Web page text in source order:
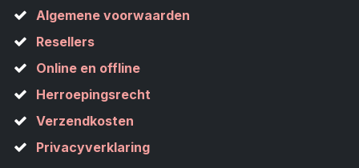
Algemene voorwaarden
Resellers
Online en offline
Herroepingsrecht
Verzendkosten
Privacyverklaring